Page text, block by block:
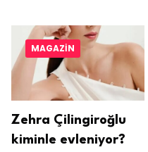
MAGAZIN
Zehra Çilingiroğlu
kiminle evleniyor?